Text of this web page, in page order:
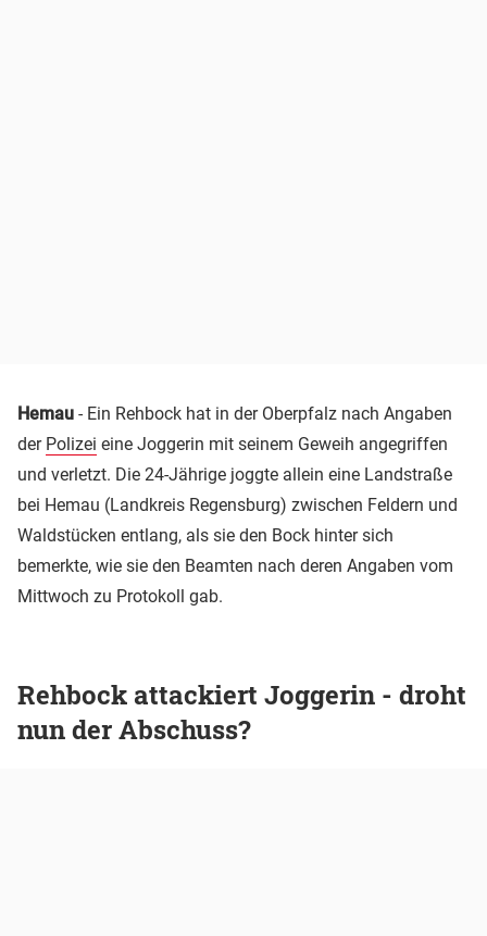
Hemau - Ein Rehbock hat in der Oberpfalz nach Angaben
der Polizei eine Joggerin mit seinem Geweih angegriffen
und verletzt. Die 24-Jährige joggte allein eine Landstraße
bei Hemau (Landkreis Regensburg) zwischen Feldern und
Waldstücken entlang, als sie den Bock hinter sich
bemerkte, wie sie den Beamten nach deren Angaben vom
Mittwoch zu Protokoll gab.
Rehbock attackiert Joggerin - droht
nun der Abschuss?